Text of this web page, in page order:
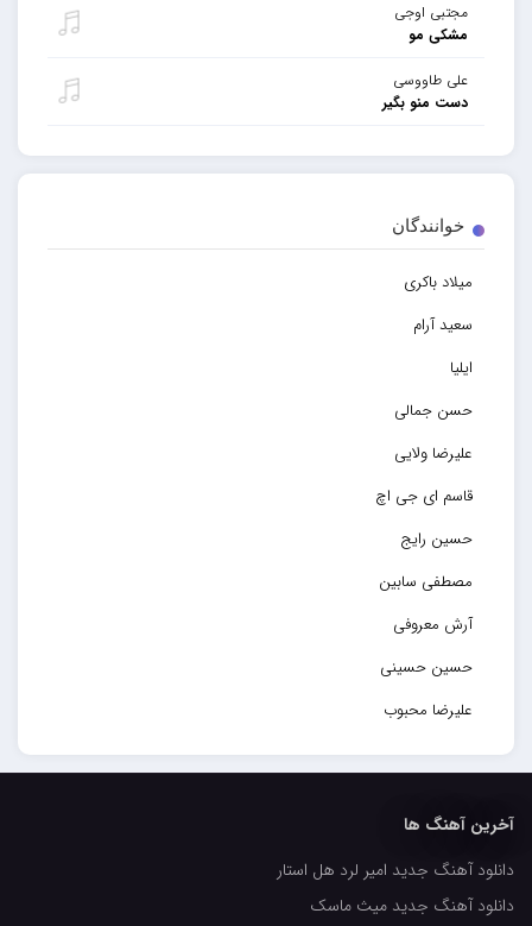
مجتبی اوجی
مشکی مو
علی طاووسی
دست منو بگیر
خوانندگان
میلاد باکری
سعید آرام
ایلیا
حسن جمالی
علیرضا ولایی
قاسم ای جی اچ
حسین رایج
مصطفی سابین
آرش معروفی
حسین حسینی
علیرضا محبوب
حسین حصارکی
کاپیتان
مجید رضوی
آخرین آهنگ ها
دانلود آهنگ جدید امیر لرد هل استار
دانلود آهنگ جدید میث ماسک